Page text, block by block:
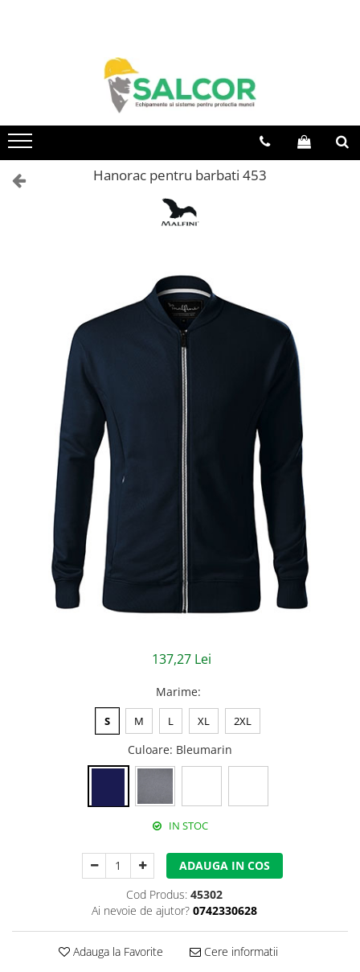
Articole unica folosinta
Camasi
Imbracaminte Femei
Jachete de iarna
Jachete/Bluze Salopeta
Pantaloni cu pieptar
Pantaloni de lucru
Pantaloni scurti
Pelerine de ploaie
Protectie termica
Reflectorizante
Softshell
Lucru la Inaltime
Accesorii alpinism utilitar
Mijloace de legatura
Puncte de ancorare
Sisteme de acces in canale
Hanorac pentru barbati 453
137,27 Lei
Marime:
S M L XL 2XL
Culoare: Bleumarin
IN STOC
ADAUGA IN COS
Cod Produs: 45302
Ai nevoie de ajutor? 0742330628
Adauga la Favorite Cere informatii